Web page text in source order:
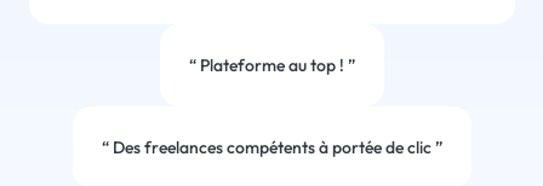
“Plateforme au top ! ”
“Des freelances compétents à portée de clic”